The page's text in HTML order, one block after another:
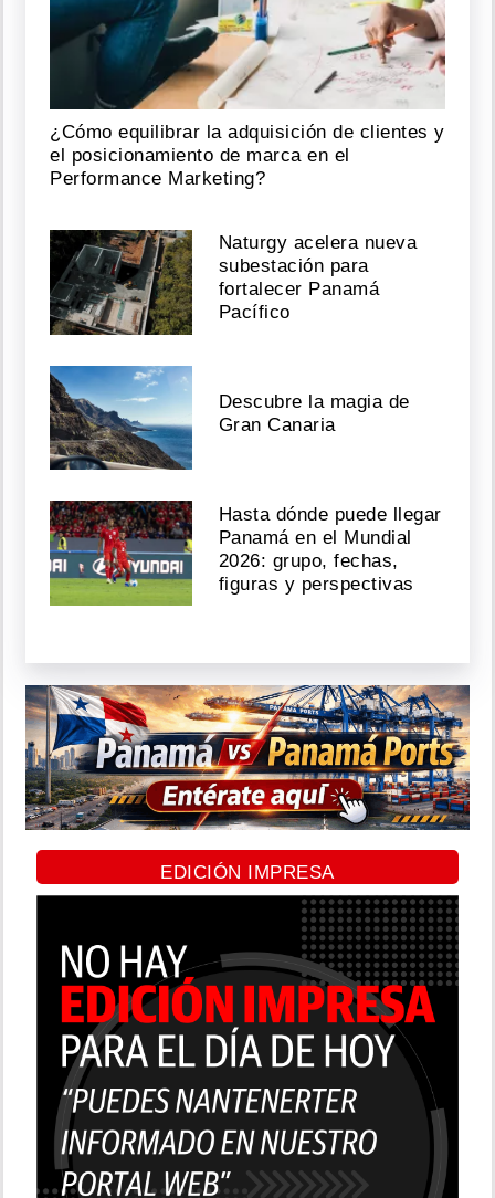
¿Cómo equilibrar la adquisición de clientes y
el posicionamiento de marca en el
Performance Marketing?
Naturgy acelera nueva
subestación para
fortalecer Panamá
Pacífico
Descubre la magia de
Gran Canaria
Hasta dónde puede llegar
Panamá en el Mundial
2026: grupo, fechas,
figuras y perspectivas
EDICIÓN IMPRESA